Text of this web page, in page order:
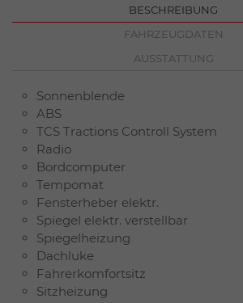
BESCHREIBUNG
FAHRZEUGDATEN
AUSSTATTUNG
Sonnenblende
ABS
TCS Tractions Controll System
Radio
Bordcomputer
Tempomat
Fensterheber elektr.
Spiegel elektr. verstellbar
Spiegelheizung
Dachluke
Fahrerkomfortsitz
Sitzheizung